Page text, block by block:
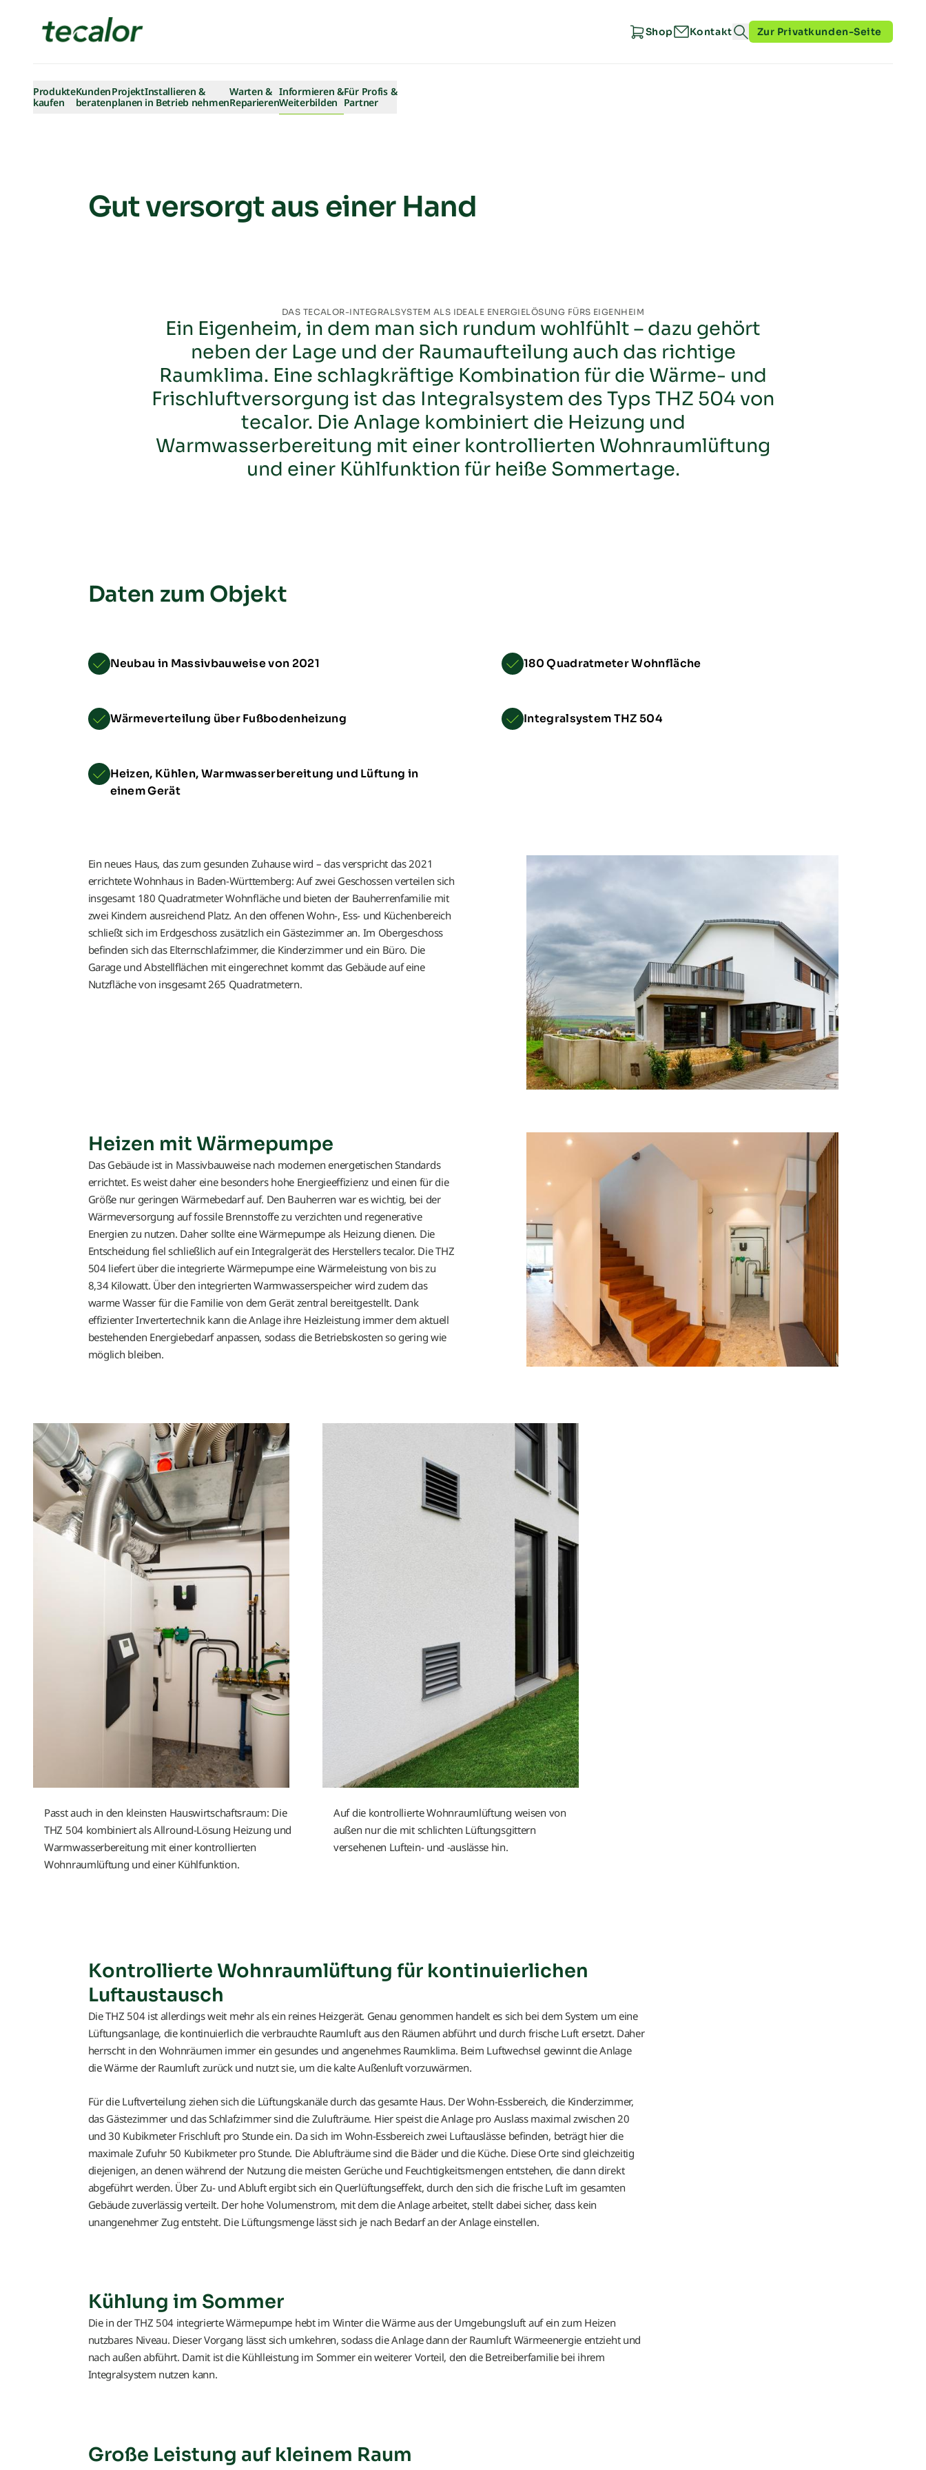
Shop Kontakt Zur Privatkunden-Seite
Produkte
kaufen
Kunden
beraten
Projekt
planen
Installieren &
in Betrieb nehmen
Warten &
Reparieren
Informieren &
Weiterbilden
Objektbericht Herbstwiesen Beratzhausen
Objektbericht Gensingen
Objektbericht Stade
Objektbericht Stadtlohn
Objektbericht Warmwasser-Wärmepumpe Schloß Holte-Stukenbrock
Objektbericht Bio Bauernhof in Leipzig
Objektbericht Einhard-Gymnsium in Aachen
Objektbericht Wärmepumpe Mehrfamilienhaus
Objektbericht Schloss Vietgest
Objektbericht Cafe Morlock in Plochingen
Objektbericht Neubaugebiet „An der Kripp“ in Hennhofen
Objektbericht Fahrradzentrum Schulz
Objektbericht Marina Tor
Objektbericht Wohnanlage Waldwiesenstraße in München
Objektbericht Wohnbebauung Frankfurt-Riedberg „Blink Your Eyes“
Objektbericht Ferienhaus am Mühlfeldsee
Objektbericht Johann-Pachelbel-Schule
Objektbericht Hausarztpraxis Prodan
Objektbericht Bürogebäude Palitza
Objektbericht "mittndrin" - Gastronomie mit Weinkeller
Objektbericht Bürogebäude mit dezentraler Lüftungsanlage
Objektbericht Seitenpfaden
Wohnquartier Walldorf
Getreidemühle Münsterland
Mehrfamilienhaus Ludwigslust
Generationenprojekt Biberach
SH business COM
Referenz l Thomas Preuhs Holding GmbH
Referenz l Europapark Rust
Gewerbeobjekt Offenburg
Einfamilienhaus Brandenburg
Referenz l Oberfeld Siebdruck- und Werbezentrum
Für Profis &
Partner
Gut versorgt aus einer Hand
DAS TECALOR-INTEGRALSYSTEM ALS IDEALE ENERGIELÖSUNG FÜRS EIGENHEIM
Ein Eigenheim, in dem man sich rundum wohlfühlt – dazu gehört
neben der Lage und der Raumaufteilung auch das richtige
Raumklima. Eine schlagkräftige Kombination für die Wärme- und
Frischluftversorgung ist das Integralsystem des Typs THZ 504 von
tecalor. Die Anlage kombiniert die Heizung und
Warmwasserbereitung mit einer kontrollierten Wohnraumlüftung
und einer Kühlfunktion für heiße Sommertage.
Daten zum Objekt
Neubau in Massivbauweise von 2021 180 Quadratmeter Wohnfläche
Wärmeverteilung über Fußbodenheizung Integralsystem THZ 504
Heizen, Kühlen, Warmwasserbereitung und Lüftung in
einem Gerät
Ein neues Haus, das zum gesunden Zuhause wird – das verspricht das 2021
errichtete Wohnhaus in Baden-Württemberg: Auf zwei Geschossen verteilen sich
insgesamt 180 Quadratmeter Wohnfläche und bieten der Bauherrenfamilie mit
zwei Kindern ausreichend Platz. An den offenen Wohn-, Ess- und Küchenbereich
schließt sich im Erdgeschoss zusätzlich ein Gästezimmer an. Im Obergeschoss
befinden sich das Elternschlafzimmer, die Kinderzimmer und ein Büro. Die
Garage und Abstellflächen mit eingerechnet kommt das Gebäude auf eine
Nutzfläche von insgesamt 265 Quadratmetern.
Heizen mit Wärmepumpe
Das Gebäude ist in Massivbauweise nach modernen energetischen Standards
errichtet. Es weist daher eine besonders hohe Energieeffizienz und einen für die
Größe nur geringen Wärmebedarf auf. Den Bauherren war es wichtig, bei der
Wärmeversorgung auf fossile Brennstoffe zu verzichten und regenerative
Energien zu nutzen. Daher sollte eine Wärmepumpe als Heizung dienen. Die
Entscheidung fiel schließlich auf ein Integralgerät des Herstellers tecalor. Die THZ
504 liefert über die integrierte Wärmepumpe eine Wärmeleistung von bis zu
8,34 Kilowatt. Über den integrierten Warmwasserspeicher wird zudem das
warme Wasser für die Familie von dem Gerät zentral bereitgestellt. Dank
effizienter Invertertechnik kann die Anlage ihre Heizleistung immer dem aktuell
bestehenden Energiebedarf anpassen, sodass die Betriebskosten so gering wie
möglich bleiben.
Passt auch in den kleinsten Hauswirtschaftsraum: Die
THZ 504 kombiniert als Allround-Lösung Heizung und
Warmwasserbereitung mit einer kontrollierten
Wohnraumlüftung und einer Kühlfunktion.
Auf die kontrollierte Wohnraumlüftung weisen von
außen nur die mit schlichten Lüftungsgittern
versehenen Luftein- und -auslässe hin.
Kontrollierte Wohnraumlüftung für kontinuierlichen
Luftaustausch
Die THZ 504 ist allerdings weit mehr als ein reines Heizgerät. Genau genommen handelt es sich bei dem System um eine
Lüftungsanlage, die kontinuierlich die verbrauchte Raumluft aus den Räumen abführt und durch frische Luft ersetzt. Daher
herrscht in den Wohnräumen immer ein gesundes und angenehmes Raumklima. Beim Luftwechsel gewinnt die Anlage
die Wärme der Raumluft zurück und nutzt sie, um die kalte Außenluft vorzuwärmen.
Für die Luftverteilung ziehen sich die Lüftungskanäle durch das gesamte Haus. Der Wohn-Essbereich, die Kinderzimmer,
das Gästezimmer und das Schlafzimmer sind die Zulufträume. Hier speist die Anlage pro Auslass maximal zwischen 20
und 30 Kubikmeter Frischluft pro Stunde ein. Da sich im Wohn-Essbereich zwei Luftauslässe befinden, beträgt hier die
maximale Zufuhr 50 Kubikmeter pro Stunde. Die Ablufträume sind die Bäder und die Küche. Diese Orte sind gleichzeitig
diejenigen, an denen während der Nutzung die meisten Gerüche und Feuchtigkeitsmengen entstehen, die dann direkt
abgeführt werden. Über Zu- und Abluft ergibt sich ein Querlüftungseffekt, durch den sich die frische Luft im gesamten
Gebäude zuverlässig verteilt. Der hohe Volumenstrom, mit dem die Anlage arbeitet, stellt dabei sicher, dass kein
unangenehmer Zug entsteht. Die Lüftungsmenge lässt sich je nach Bedarf an der Anlage einstellen.
Kühlung im Sommer
Die in der THZ 504 integrierte Wärmepumpe hebt im Winter die Wärme aus der Umgebungsluft auf ein zum Heizen
nutzbares Niveau. Dieser Vorgang lässt sich umkehren, sodass die Anlage dann der Raumluft Wärmeenergie entzieht und
nach außen abführt. Damit ist die Kühlleistung im Sommer ein weiterer Vorteil, den die Betreiberfamilie bei ihrem
Integralsystem nutzen kann.
Große Leistung auf kleinem Raum